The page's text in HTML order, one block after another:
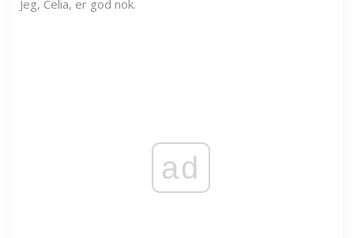
Jeg, Celia, er god nok.
ad